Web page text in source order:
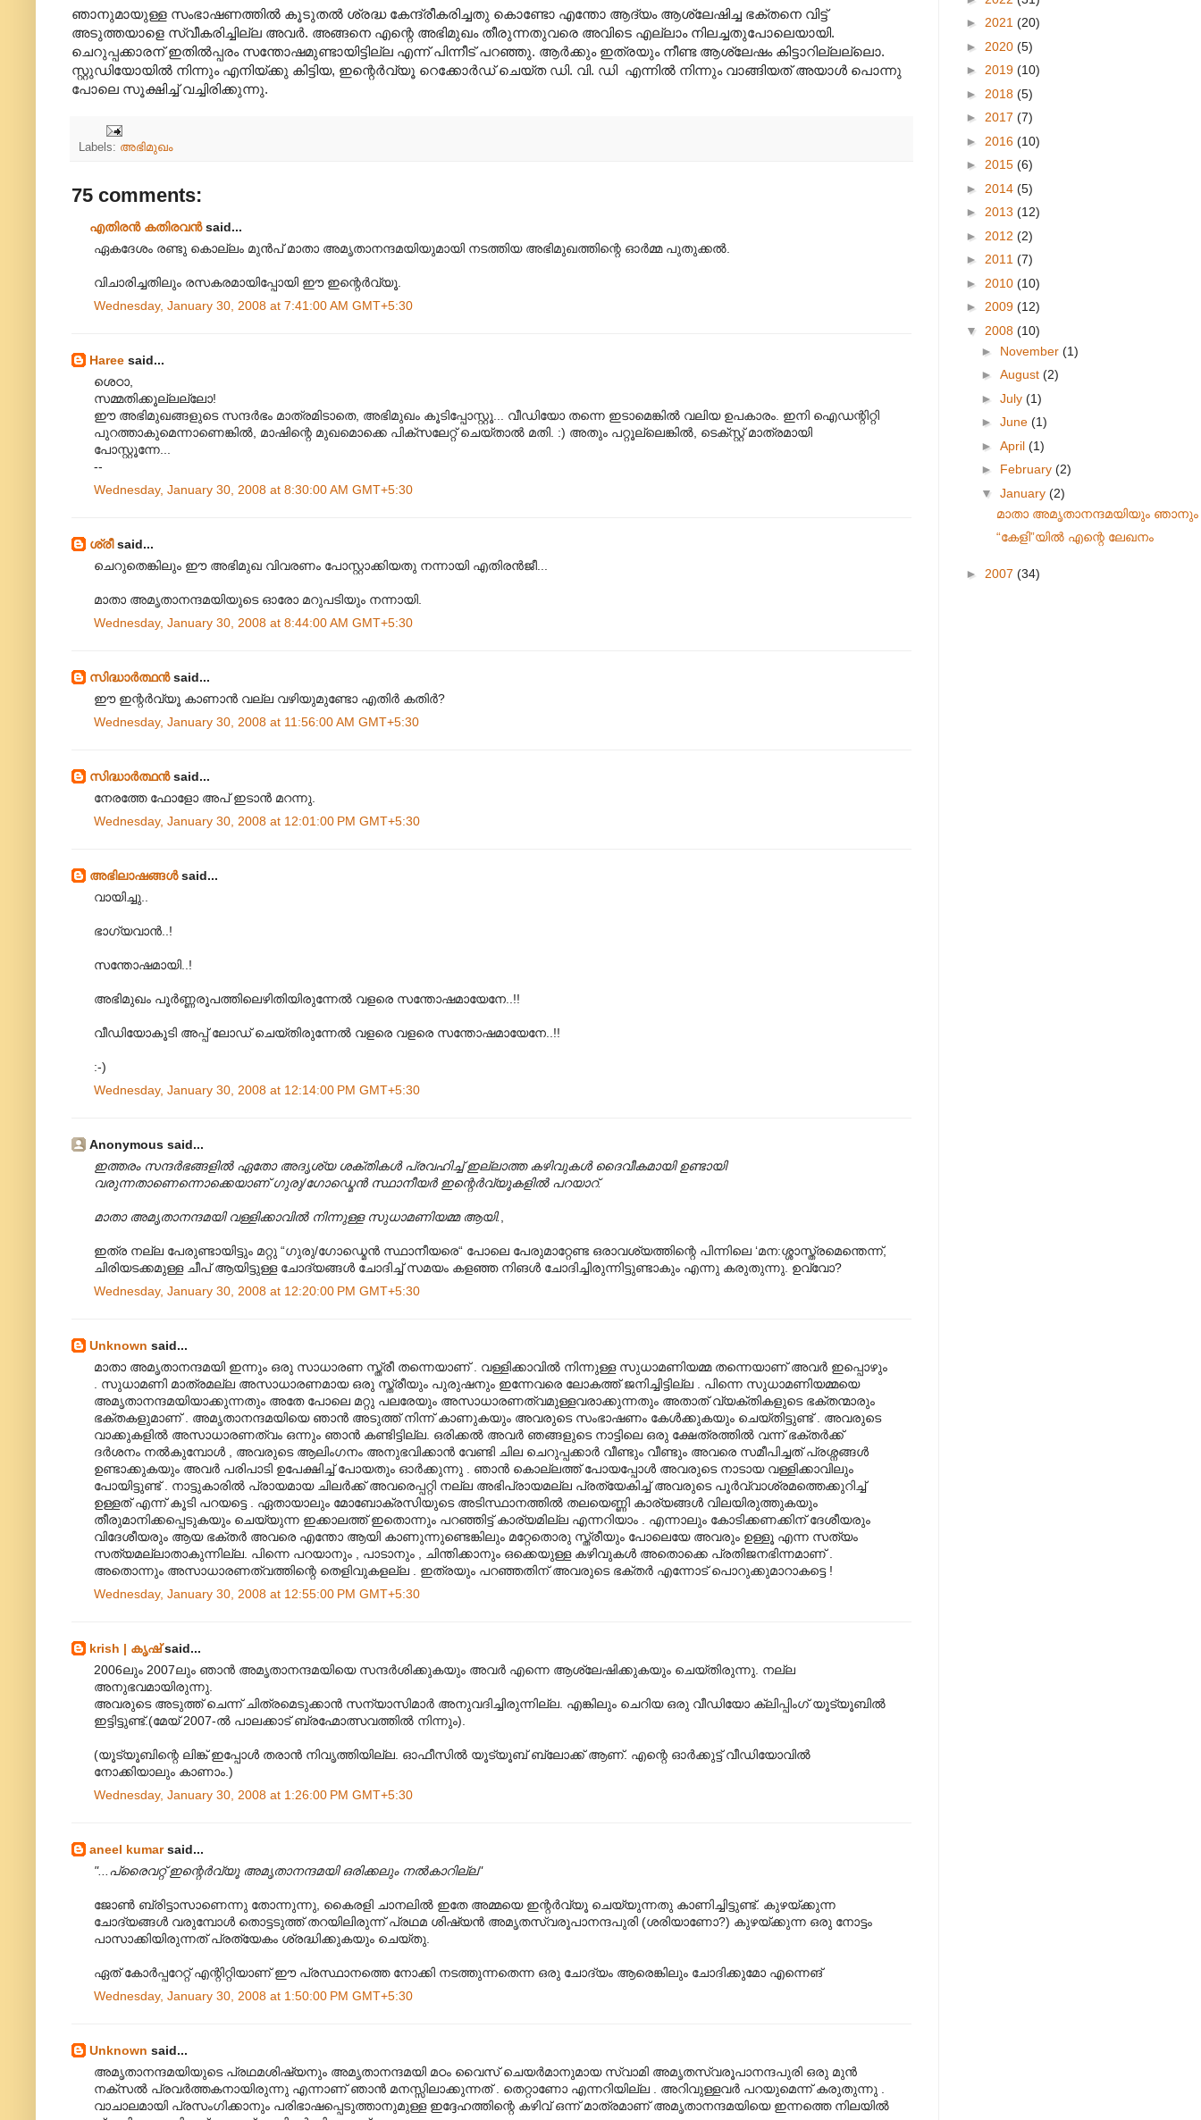
ഞാനുമായുള്ള സംഭാഷണത്തില്‍ കൂടുതല്‍ ശ്രദ്ധ കേന്ദ്രീകരിച്ചതു കൊണ്ടോ എന്തോ ആദ്യം ആശ്ലേഷിച്ച ഭക്തനെ വിട്ട്
അടുത്തയാളെ സ്വീകരിച്ചില്ല അവര്‍. അങ്ങനെ എന്റെ അഭിമുഖം തീരുന്നതുവരെ അവിടെ എല്ലാം നിലച്ചതുപോലെയായി.
ചെറുപ്പക്കാരന് ഇതില്‍പ്പരം സന്തോഷമുണ്ടായിട്ടില്ല എന്ന് പിന്നീട് പറഞ്ഞു. ആര്‍ക്കും ഇത്രയും നീണ്ട ആശ്ലേഷം കിട്ടാറില്ലല്ലൊ.
സ്റ്റുഡിയോയില്‍ നിന്നും എനിയ്ക്കു കിട്ടിയ, ഇന്റെര്‍വ്യൂ റെക്കോര്‍ഡ് ചെയ്ത ഡി. വി. ഡി ‍ എന്നില്‍ നിന്നും വാങ്ങിയത് അയാള്‍ പൊന്നു
പോലെ സൂക്ഷിച്ച് വച്ചിരിക്കുന്നു.
Labels: അഭിമുഖം
75 comments:
എതിരന്‍ കതിരവന്‍said...
ഏകദേശം രണ്ടു കൊല്ലം മുന്‍പ് മാതാ അമൃതാനന്ദമയിയുമായി നടത്തിയ അഭിമുഖത്തിന്റെ ഓര്‍മ്മ പുതുക്കല്‍.
വിചാരിച്ചതിലും രസകരമായിപ്പോയി ഈ ഇന്റെര്‍വ്യൂ.
Wednesday, January 30, 2008 at 7:41:00 AM GMT+5:30
Haree said...
ശെഠാ,
സമ്മതിക്കൂല്ലല്ലോ!
ഈ അഭിമുഖങ്ങളുടെ സന്ദര്‍ഭം മാത്രമിടാതെ, അഭിമുഖം കൂടിപ്പോസ്റ്റൂ... വീഡിയോ തന്നെ ഇടാമെങ്കില്‍ വലിയ ഉപകാരം. ഇനി ഐഡന്റിറ്റി
പുറത്താകുമെന്നാണെങ്കില്‍, മാഷിന്റെ മുഖമൊക്കെ പിക്സലേറ്റ് ചെയ്താല്‍ മതി. :) അതും പറ്റൂല്ലെങ്കില്‍, ടെക്സ്റ്റ് മാത്രമായി
പോസ്റ്റൂന്നേ...
--
Wednesday, January 30, 2008 at 8:30:00 AM GMT+5:30
ശ്രീsaid...
ചെറുതെങ്കിലും ഈ അഭിമുഖ വിവരണം പോസ്റ്റാക്കിയതു നന്നായി എതിരന്‍‌ജീ...
മാതാ അമൃതാനന്ദമയിയുടെ ഓരോ മറുപടിയും നന്നായി.
Wednesday, January 30, 2008 at 8:44:00 AM GMT+5:30
സിദ്ധാര്‍ത്ഥന്‍said...
ഈ ഇന്റര്‍വ്യൂ കാണാന്‍ വല്ല വഴിയുമുണ്ടോ എതിര്‍ കതിര്‍?
Wednesday, January 30, 2008 at 11:56:00 AM GMT+5:30
സിദ്ധാര്‍ത്ഥന്‍said...
നേരത്തേ ഫോളോ അപ് ഇടാന്‍ മറന്നു.
Wednesday, January 30, 2008 at 12:01:00 PM GMT+5:30
അഭിലാഷങ്ങള്‍said...
വായിച്ചു..
ഭാഗ്യവാന്‍..!
സന്തോഷമായി..!
അഭിമുഖം പൂര്‍ണ്ണരൂപത്തിലെഴിതിയിരുന്നേല്‍ വളരെ സന്തോഷമായേനേ..!!
വീഡിയോകൂടി അപ്പ് ലോഡ് ചെയ്തിരുന്നേല്‍ വളരെ വളരെ സന്തോഷമായേനേ..!!
:-)
Wednesday, January 30, 2008 at 12:14:00 PM GMT+5:30
Anonymous said...
ഇത്തരം സന്ദര്‍ഭങ്ങളില്‍ ഏതോ അദൃശ്യ ശക്തികള്‍ പ്രവഹിച്ച് ഇല്ലാത്ത കഴിവുകള്‍ ദൈവീകമായി ഉണ്ടായി
വരുന്നതാണെന്നൊക്കെയാണ് ഗുരു/ഗോഡ്മെന്‍ സ്ഥാനീയര്‍ ഇന്റെര്‍വ്യൂകളില്‍ പറയാറ്.
മാതാ അമൃതാനന്ദമയി വള്ളിക്കാവില്‍ നിന്നുള്ള സുധാമണിയമ്മ ആയി.,
ഇത്ര നല്ല പേരുണ്ടായിട്ടും മറ്റു “ഗുരു/ഗോഡ്മെന്‍ സ്ഥാനീയരെ“ പോലെ പേരുമാറ്റേണ്ട ഒരാവശ്യത്തിന്റെ പിന്നിലെ ‘മന:ശ്ശാസ്ത്രമെന്തെന്ന്,
ചിരിയടക്കമുള്ള ചീപ് ആയിട്ടുള്ള ചോദ്യങ്ങള്‍ ചോദിച്ച് സമയം കളഞ്ഞ നിങള്‍ ചോദിച്ചിരുന്നിട്ടുണ്ടാകും എന്നു കരുതുന്നു. ഉവ്വോ?
Wednesday, January 30, 2008 at 12:20:00 PM GMT+5:30
Unknown said...
മാതാ അമൃതാനന്ദമയി ഇന്നും ഒരു സാധാരണ സ്ത്രീ തന്നെയാണ് . വള്ളിക്കാവില്‍ നിന്നുള്ള സുധാമണിയമ്മ തന്നെയാണ് അവര്‍ ഇപ്പൊഴും
. സുധാമണി മാത്രമല്ല അസാധാരണമായ ഒരു സ്ത്രീയും പുരുഷനും ഇന്നേവരെ ലോകത്ത് ജനിച്ചിട്ടില്ല . പിന്നെ സുധാമണിയമ്മയെ
അമൃതാനന്ദമയിയാക്കുന്നതും അതേ പോലെ മറ്റു പലരേയും അസാധാരണത്വമുള്ളവരാക്കുന്നതും അതാത് വ്യക്തികളുടെ ഭക്തന്മാരും
ഭക്തകളുമാണ് . അമൃതാനന്ദമയിയെ ഞാന്‍ അടുത്ത് നിന്ന് കാണുകയും അവരുടെ സംഭാഷണം കേള്‍ക്കുകയും ചെയ്തിട്ടുണ്ട് . അവരുടെ
വാക്കുകളില്‍ അസാധാരണത്വം ഒന്നും ഞാന്‍ കണ്ടിട്ടില്ല. ഒരിക്കല്‍ അവര്‍ ഞങ്ങളുടെ നാട്ടിലെ ഒരു ക്ഷേത്രത്തില്‍ വന്ന് ഭക്തര്‍ക്ക്
ദര്‍ശനം നല്‍കുമ്പോള്‍ , അവരുടെ ആലിംഗനം അനുഭവിക്കാന്‍ വേണ്ടി ചില ചെറുപ്പക്കാര്‍ വീണ്ടും വീണ്ടും അവരെ സമീപിച്ചത് പ്രശ്നങ്ങള്‍
ഉണ്ടാക്കുകയും അവര്‍ പരിപാടി ഉപേക്ഷിച്ച് പോയതും ഓര്‍ക്കുന്നു . ഞാന്‍ കൊല്ലത്ത് പോയപ്പോള്‍ അവരുടെ നാടായ വള്ളിക്കാവിലും
പോയിട്ടുണ്ട് . നാട്ടുകാരില്‍ പ്രായമായ ചിലര്‍ക്ക് അവരെപ്പറ്റി നല്ല അഭിപ്രായമല്ല പ്രത്യേകിച്ച് അവരുടെ പൂര്‍വ്വാശ്രമത്തെക്കുറിച്ച്
ഉള്ളത് എന്ന് കൂടി പറയട്ടെ . ഏതായാലും മോബോക്രസിയുടെ അടിസ്ഥാനത്തില്‍ തലയെണ്ണി കാര്യങ്ങള്‍ വിലയിരുത്തുകയും
തീരുമാനിക്കപ്പെടുകയും ചെയ്യുന്ന ഇക്കാലത്ത് ഇതൊന്നും പറഞ്ഞിട്ട് കാര്യമില്ല എന്നറിയാം . എന്നാലും കോടിക്കണക്കിന് ദേശീയരും
വിദേശീയരും ആയ ഭക്തര്‍ അവരെ എന്തോ ആയി കാ‍ണുന്നുണ്ടെങ്കിലും മറ്റേതൊരു സ്ത്രീയും പോലെയേ അവരും ഉള്ളൂ എന്ന സത്യം
സത്യമല്ലാതാകുന്നില്ല. പിന്നെ പറയാനും , പാടാനും , ചിന്തിക്കാനും ഒക്കെയുള്ള കഴിവുകള്‍ അതൊക്കെ പ്രതിജനഭിന്നമാണ് .
അതൊന്നും അസാധാരണത്വത്തിന്റെ തെളിവുകളല്ല . ഇത്രയും പറഞ്ഞതിന് അവരുടെ ഭക്തര്‍ എന്നോട് പൊറുക്കുമാറാകട്ടെ !
Wednesday, January 30, 2008 at 12:55:00 PM GMT+5:30
krish | കൃഷ്said...
2006ലും 2007ലും ഞാന്‍ അമൃതാനന്ദമയിയെ സന്ദര്‍ശിക്കുകയും അവര്‍ എന്നെ ആശ്ലേഷിക്കുകയും ചെയ്തിരുന്നു. നല്ല
അനുഭവമായിരുന്നു.
അവരുടെ അടുത്ത് ചെന്ന് ചിത്രമെടുക്കാന്‍ സന്യാസിമാര്‍ അനുവദിച്ചിരുന്നില്ല. എങ്കിലും ചെറിയ ഒരു വീഡിയോ ക്ലിപ്പിംഗ് യൂട്യൂബില്‍
ഇട്ടിട്ടുണ്ട്.(മേയ് 2007-ല്‍ പാലക്കാട് ബ്രഹ്മോത്സവത്തില്‍ നിന്നും).
(യൂട്യൂബിന്റെ ലിങ്ക് ഇപ്പോള്‍ തരാന്‍ നിവൃത്തിയില്ല. ഓഫീസില്‍ യൂട്യൂബ് ബ്ലോക്ക് ആണ്. എന്റെ ഓര്‍ക്കുട്ട് വീഡിയോവില്‍
നോക്കിയാലും കാണാം.)
Wednesday, January 30, 2008 at 1:26:00 PM GMT+5:30
aneel kumarsaid...
"...പ്രൈവറ്റ് ഇന്റെര്‍വ്യൂ അമൃതാനന്ദമയി‍ ഒരിക്കലും നല്‍കാറില്ല"
ജോണ്‍ ബ്രിട്ടാസാണെന്നു തോന്നുന്നു, കൈരളി ചാനലില്‍ ഇതേ അമ്മയെ ഇന്റര്‍വ്യൂ ചെയ്യുന്നതു കാണിച്ചിട്ടുണ്ട്. കുഴയ്ക്കുന്ന
ചോദ്യങ്ങള്‍ വരുമ്പോള്‍ തൊട്ടടുത്ത് തറയിലിരുന്ന് പ്രഥമ ശിഷ്യന്‍ അമൃതസ്വരൂപാനന്ദപുരി (ശരിയാണോ?) കുഴയ്ക്കുന്ന ഒരു നോട്ടം
പാസാക്കിയിരുന്നത് പ്രത്യേകം ശ്രദ്ധിക്കുകയും ചെയ്തു.
ഏത് കോര്‍പ്പറേറ്റ് എന്റിറ്റിയാണ് ഈ പ്രസ്ഥാനത്തെ നോക്കി നടത്തുന്നതെന്ന ഒരു ചോദ്യം ആരെങ്കിലും ചോദിക്കുമോ എന്നെങ്
Wednesday, January 30, 2008 at 1:50:00 PM GMT+5:30
Unknown said...
അമൃതാനന്ദമയിയുടെ പ്രഥമശിഷ്യനും അമൃതാനന്ദമയി മഠം വൈസ്‌ ചെയര്‍മാനുമായ സ്വാമി അമൃതസ്വരൂപാനന്ദപുരി ഒരു മുന്‍
നക്സല്‍ പ്രവര്‍ത്തകനായിരുന്നു എന്നാണ് ഞാന്‍ മനസ്സിലാക്കുന്നത് . തെറ്റാണോ എന്നറിയില്ല . അറിവുള്ളവര്‍ പറയുമെന്ന് കരുതുന്നു .
വാചാലമായി പ്രസംഗിക്കാനും പരിഭാഷപ്പെടുത്താനുമുള്ള ഇദ്ദേഹത്തിന്റെ കഴിവ് ഒന്ന് മാത്രമാണ് അമൃതാനന്ദമയിയെ ഇന്നത്തെ നിലയില്‍
► 2021 (20)
► 2020 (5)
► 2019 (10)
► 2018 (5)
► 2017 (7)
► 2016 (10)
► 2015 (6)
► 2014 (5)
► 2013 (12)
► 2012 (2)
► 2011 (7)
► 2010 (10)
► 2009 (12)
▼ 2008 (10)
► November (1)
► August (2)
► July (1)
► June (1)
► April (1)
► February (2)
▼ January (2)
മാതാ അമൃതാനന്ദമയിയും ഞാനും
“കേളി”യില്‍ എന്റെ ലേഖനം
► 2007 (34)